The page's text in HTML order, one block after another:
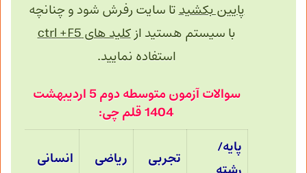
پایین بکشیدتا سایت رفرش شود و چنانچه
با سیستم هستید ازکلید های ctrl +F5
استفاده نمایید.
سوالات آزمون متوسطه دوم 5 اردیبهشت
1404 قلم چی:
پایه/
تجربی ریاضی انسانی